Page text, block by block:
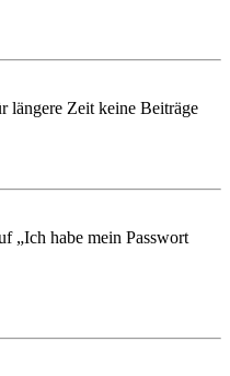
längere Zeit keine Beiträge
„Ich habe mein Passwort